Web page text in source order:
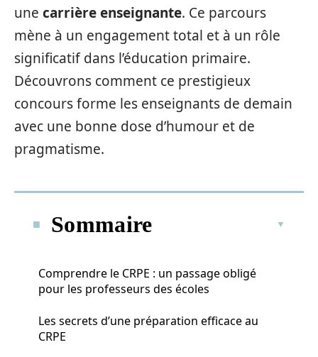
une carrière enseignante. Ce parcours
mène à un engagement total et à un rôle
significatif dans l’éducation primaire.
Découvrons comment ce prestigieux
concours forme les enseignants de demain
avec une bonne dose d’humour et de
pragmatisme.
Sommaire
Comprendre le CRPE : un passage obligé
pour les professeurs des écoles
Les secrets d’une préparation efficace au
CRPE